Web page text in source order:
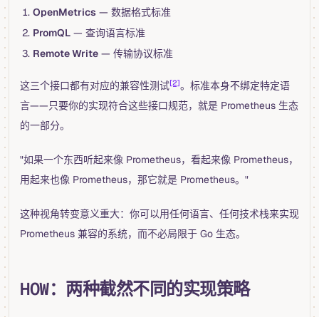
OpenMetrics— 数据格式标准
PromQL— 查询语言标准
Remote Write— 传输协议标准
这三个接口都有对应的兼容性测试[2]。标准本身不绑定特定语
言——只要你的实现符合这些接口规范，就是 Prometheus 生态
的一部分。
"如果一个东西听起来像 Prometheus，看起来像 Prometheus，
用起来也像 Prometheus，那它就是 Prometheus。"
这种视角转变意义重大：你可以用任何语言、任何技术栈来实现
Prometheus 兼容的系统，而不必局限于 Go 生态。
HOW：两种截然不同的实现策略